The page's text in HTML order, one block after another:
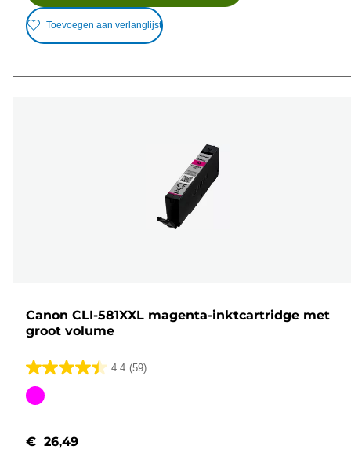
Toevoegen aan verlanglijst
Canon CLI-581XXL magenta-inktcartridge met
groot volume
4.4 (59)
4.4
van
sterren.
Kleurencartridge
€ 26,49